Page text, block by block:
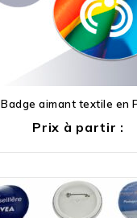
Badge aimant textile en
Prix à partir :